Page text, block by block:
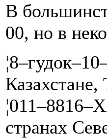
В
00, но в
странах